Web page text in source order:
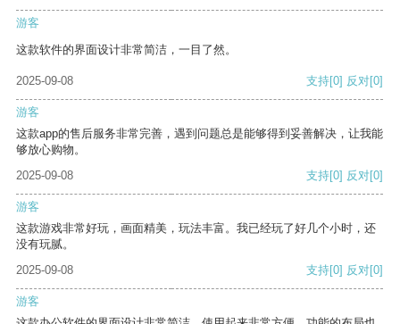
游客
这款软件的界面设计非常简洁，一目了然。
2025-09-08 支持[0] 反对[0]
游客
这款app的售后服务非常完善，遇到问题总是能够得到妥善解决，让我能
够放心购物。
2025-09-08
支持[0] 反对[0]
游客
这款游戏非常好玩，画面精美，玩法丰富。我已经玩了好几个小时，还
没有玩腻。
2025-09-08
支持[0] 反对[0]
游客